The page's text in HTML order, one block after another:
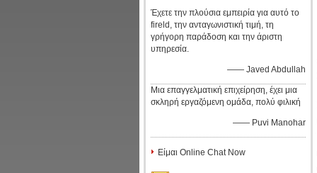
Έχετε την πλούσια εμπειρία για αυτό το
fireld, την ανταγωνιστική τιμή, τη
γρήγορη παράδοση και την άριστη
υπηρεσία.
—— Javed Abdullah
Μια επαγγελματική επιχείρηση, έχει μια
σκληρή εργαζόμενη ομάδα, πολύ φιλική
—— Puvi Manohar
Είμαι Online Chat Now